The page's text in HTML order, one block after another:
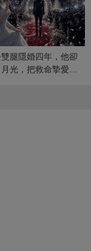
腿隱婚四年，他卻
光，把救命摯愛當